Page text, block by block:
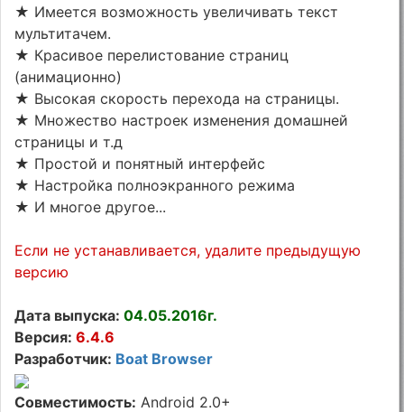
★ Имеется возможность увеличивать текст
мультитачем.
★ Красивое перелистование страниц
(анимационно)
★ Высокая скорость перехода на страницы.
★ Множество настроек изменения домашней
страницы и т.д
★ Простой и понятный интерфейс
★ Настройка полноэкранного режима
★ И многое другое...
Если не устанавливается, удалите предыдущую
версию
Дата выпуска:04.05.2016г.
Версия:6.4.6
Разработчик: Boat Browser
Совместимость: Android 2.0+